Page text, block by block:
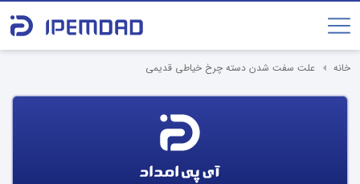
خانه علت سفت شدن دسته چرخ خیاطی قدیمی